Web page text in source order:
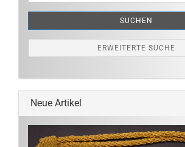
SUCHEN
ERWEITERTE SUCHE
Neue Artikel